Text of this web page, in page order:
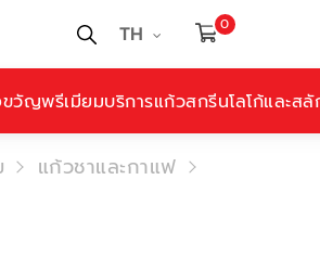
TH 0
วัญพรีเมียมบริการแก้วสกรีนโลโก้และส
แก้วชาและกาแฟ